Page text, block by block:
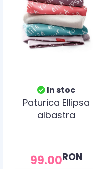
In stoc
Paturica Ellipsa
albastra
99.00RON